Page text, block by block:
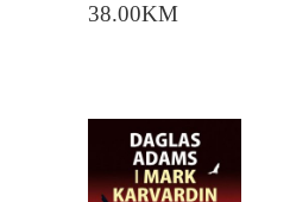
38.00KM